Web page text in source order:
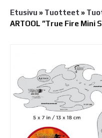
Etusivu » Tuotteet »
ARTOOL ”True Fire Mini